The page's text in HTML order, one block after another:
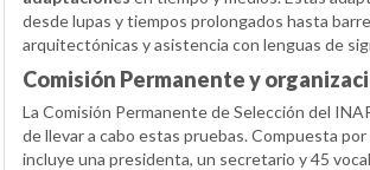
desde lupas y tiempos prolongados hasta
arquitectónicas y asistencia con lenguas de
Comisión Permanente y
La Comisión Permanente de Selección del
de llevar a cabo estas pruebas. Compuesta por
incluye una presidenta, un secretario y 45